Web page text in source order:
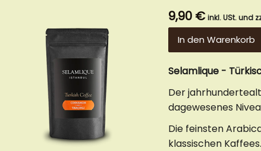
9,90 € inkl. USt. und
In den Warenkorb
Selamlique -
Der
dagewesenes
Die feinsten
klassischen Kaffees.